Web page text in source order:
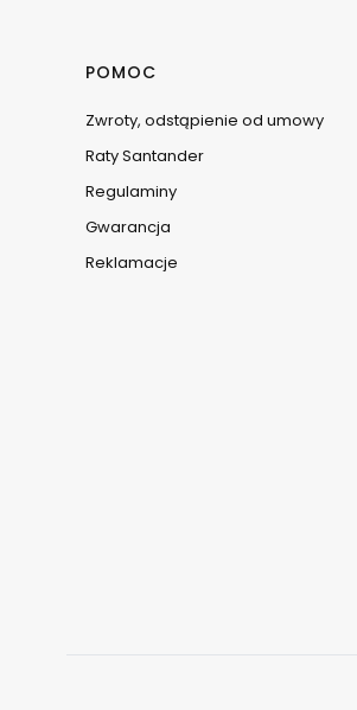
Linki w stopce
POMOC
Zwroty, odstąpienie od umowy
Raty Santander
Regulaminy
Gwarancja
Reklamacje